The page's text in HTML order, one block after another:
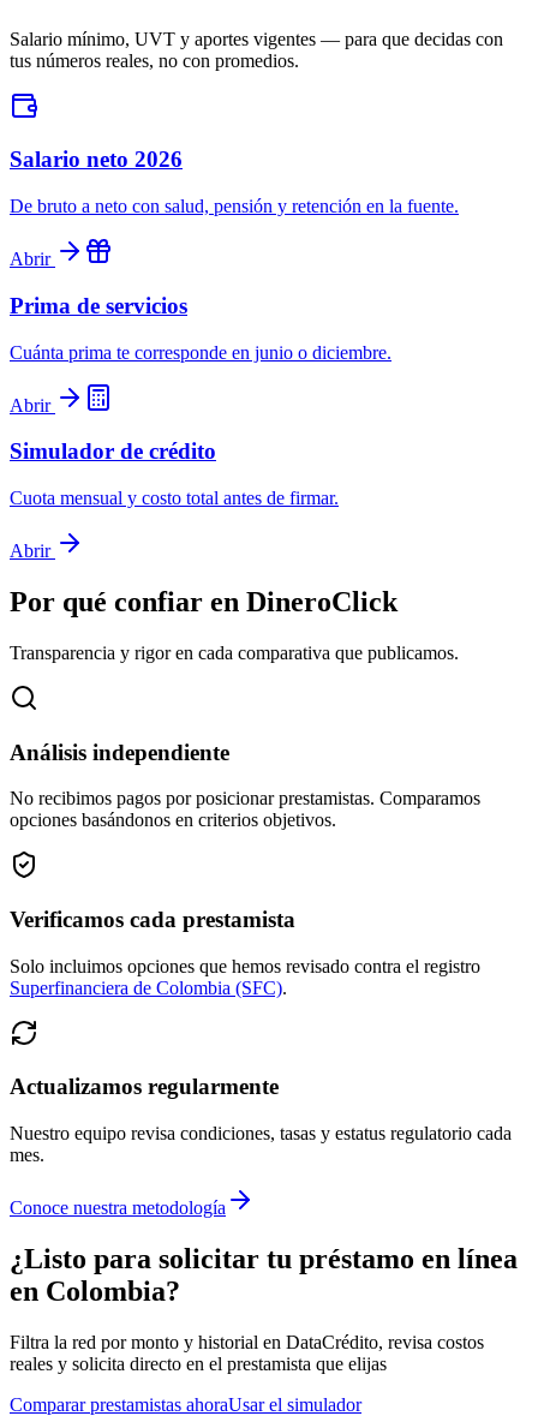
Salario mínimo, UVT y aportes vigentes — para que decidas con
tus números reales, no con promedios.
Salario neto 2026
De bruto a neto con salud, pensión y retención en la fuente.
Abrir
Prima de servicios
Cuánta prima te corresponde en junio o diciembre.
Abrir
Simulador de crédito
Cuota mensual y costo total antes de firmar.
Abrir
Por qué confiar en DineroClick
Transparencia y rigor en cada comparativa que publicamos.
Análisis independiente
No recibimos pagos por posicionar prestamistas. Comparamos
opciones basándonos en criterios objetivos.
Verificamos cada prestamista
Solo incluimos opciones que hemos revisado contra el registro
Superfinanciera de Colombia (SFC).
Actualizamos regularmente
Nuestro equipo revisa condiciones, tasas y estatus regulatorio cada
mes.
Conoce nuestra metodología
¿Listo para solicitar tu préstamo en línea
en Colombia?
Filtra la red por monto y historial en DataCrédito, revisa costos
reales y solicita directo en el prestamista que elijas
Comparar prestamistas ahoraUsar el simulador